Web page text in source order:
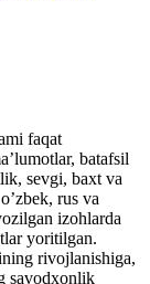
faqat
batafsil
sevgi, baxt va
rus va
izohlarda
yoritilgan.
rivojlanishiga,
savodxonlik